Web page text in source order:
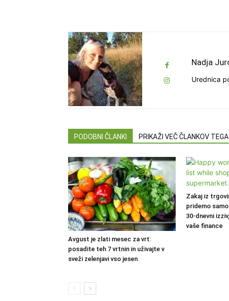
Nadja
Urednica
PODOBNI ČLANKI PRIKAŽI VEČ ČLANKOV
Avgust je zlati mesec za vrt:
posadite teh 7 vrtnin in uživajte v
sveži zelenjavi vso jesen
Zakaj iz
pridemo
30-dnevni
vaše finance